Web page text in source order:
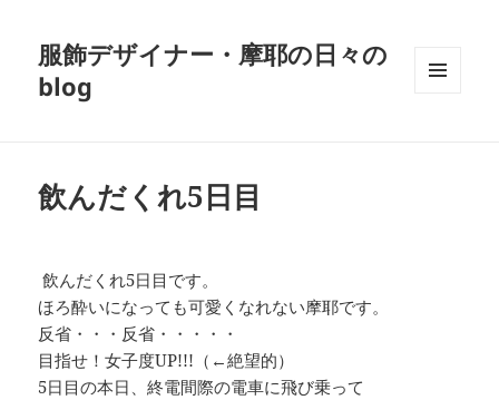
服飾デザイナー・摩耶の日々の
blog
飲んだくれ5日目
飲んだくれ5日目です。
ほろ酔いになっても可愛くなれない摩耶です。
反省・・・反省・・・・・
目指せ！女子度UP!!!（←絶望的）
5日目の本日、終電間際の電車に飛び乗って